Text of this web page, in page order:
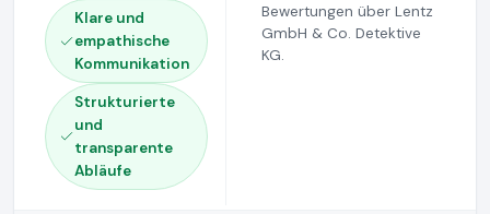
Klare und
empathische
Kommunikation
Strukturierte
und
transparente
Abläufe
Bewertungen über Lentz
GmbH & Co. Detektive
KG.